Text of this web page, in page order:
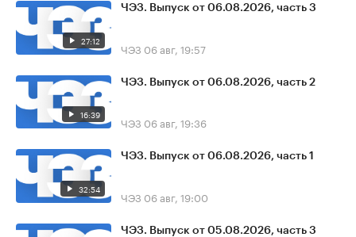
27:12
ЧЭЗ. Выпуск от 06.08.2026, часть 3
ЧЭЗ 06 авг, 19:57
16:39
ЧЭЗ. Выпуск от 06.08.2026, часть 2
ЧЭЗ 06 авг, 19:36
32:54
ЧЭЗ. Выпуск от 06.08.2026, часть 1
ЧЭЗ 06 авг, 19:00
ЧЭЗ. Выпуск от 05.08.2026, часть 3